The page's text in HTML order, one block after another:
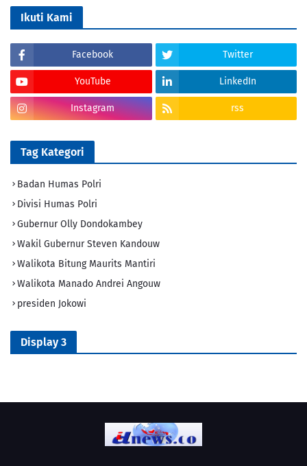
Ikuti Kami
Facebook Twitter
YouTube LinkedIn
Instagram rss
Tag Kategori
Badan Humas Polri
Divisi Humas Polri
Gubernur Olly Dondokambey
Wakil Gubernur Steven Kandouw
Walikota Bitung Maurits Mantiri
Walikota Manado Andrei Angouw
presiden Jokowi
Display 3